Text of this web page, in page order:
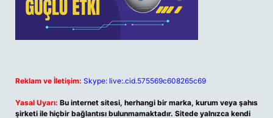
Reklam ve İletişim: Skype: live:.cid.575569c608265c69
Yasal Uyarı: Bu internet sitesi, herhangi bir marka, kurum veya şahıs
şirketi ile hiçbir bağlantısı bulunmamaktadır. Sitede yalnızca kendi